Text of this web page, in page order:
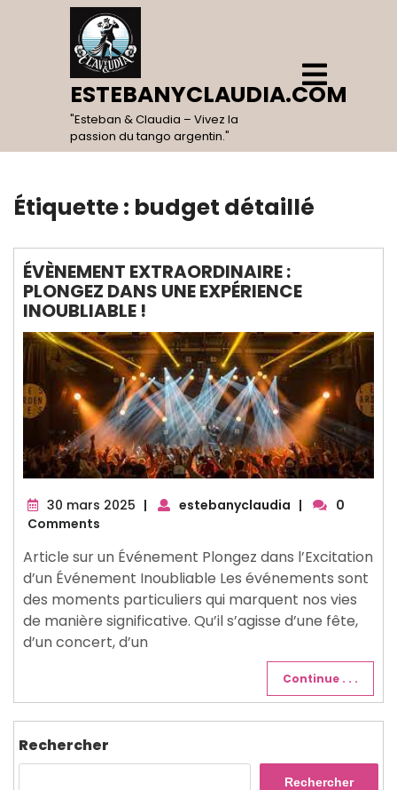
ESTEBANYCLAUDIA.COM
"Esteban & Claudia – Vivez la
passion du tango argentin."
Open
Menu
Étiquette : budget détaillé
ÉVÈNEMENT EXTRAORDINAIRE :
PLONGEZ DANS UNE EXPÉRIENCE
INOUBLIABLE !
30 mars 2025 30
| estebanyclaudia |
0
Comments
Article sur un Événement Plongez dans l’Excitation
d’un Événement Inoubliable Les événements sont
des moments particuliers qui marquent nos vies
de manière significative. Qu’il s’agisse d’une fête,
d’un concert, d’un
Continue . . .
Rechercher
Rechercher